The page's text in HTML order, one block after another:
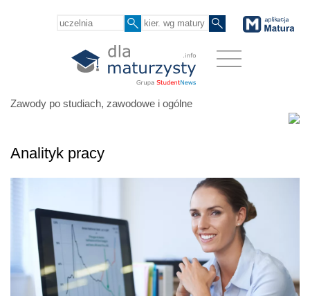
Zawody po studiach, zawodowe i ogólne
Analityk pracy